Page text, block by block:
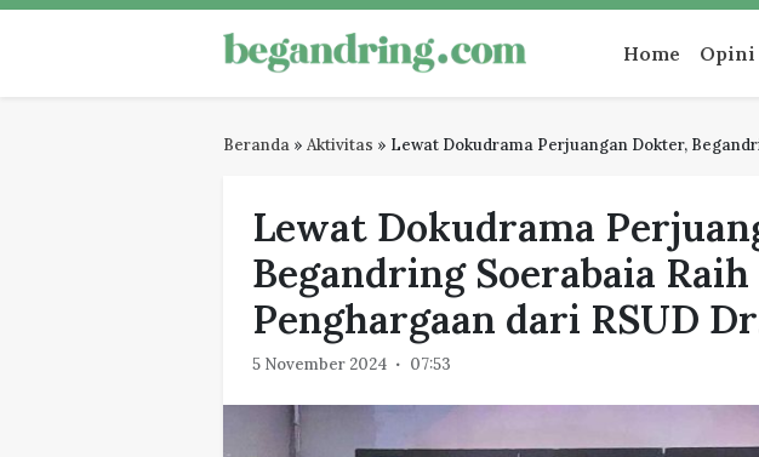
Skip
Begandring
Menjaga ingatan untuk masa depan Home Opini
Beranda » Aktivitas » Lewat Dokudrama Perjuangan Dokter,
Lewat Dokudrama
Begandring Soerabaia Raih
Penghargaan dari RSUD
5 November 2024 07:53